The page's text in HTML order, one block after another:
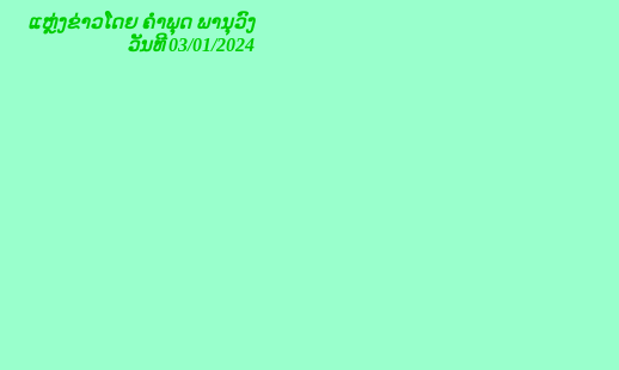
ແຫຼ່ງຂ່າວໂດຍຄຳພຸດ ພານຸວົງ
ວັນທີ 03/01/2024